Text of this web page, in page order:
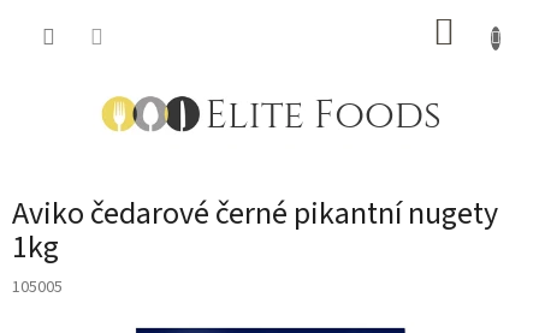
Aviko čedarové černé pikantní nugety
1kg
105005